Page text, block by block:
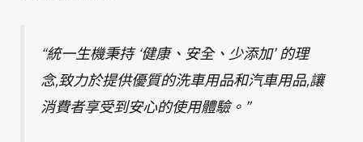
“統一生機秉持 ‘健康、安全、少添加’ 的理
念,致力於提供優質的洗車用品和汽車用品,讓
消費者享受到安心的使用體驗。”